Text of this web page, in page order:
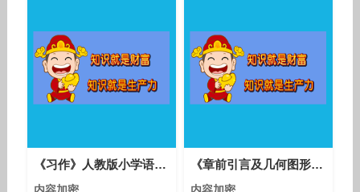
交易所，钱包，Defi，NFT
的货币行业； X可以普遍被
解读为exchange，极致，
未来感，也可以代表任何行
业。 所以cryptox.com是
《习作》人教版小学语文六下课堂实录-湖北襄阳市_樊城区-吴志华 《章前引言及几何图形》课堂教学实录-人教版初中数学七年级上册